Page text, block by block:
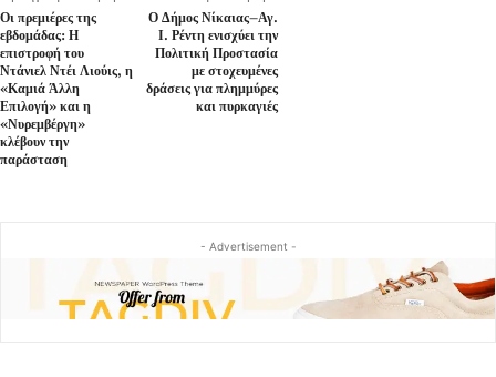
Οι πρεμιέρες της
εβδομάδας: Η
επιστροφή του
Ντάνιελ Ντέι Λιούις, η
«Καμιά Άλλη
Επιλογή» και η
«Νυρεμβέργη»
κλέβουν την
παράσταση
Ο Δήμος Νίκαιας–Αγ.
Ι. Ρέντη ενισχύει την
Πολιτική Προστασία
με στοχευμένες
δράσεις για πλημμύρες
και πυρκαγιές
- Advertisement -